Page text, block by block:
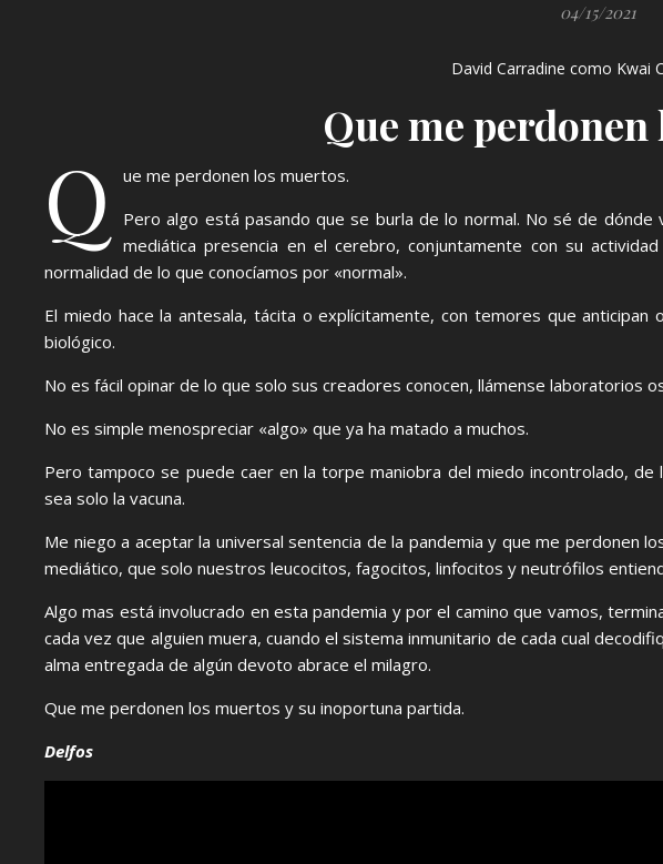
04/15/2021
David Carradine como Kwai
Que me
Q
ue me perdonen los muertos.
Pero algo está pasando que se burla de lo normal. No sé de dónde
mediática presencia en el cerebro, conjuntamente con su
normalidad de lo que conocíamos por «normal».
El miedo hace la antesala, tácita o explícitamente, con temores que
biológico.
No es fácil opinar de lo que solo sus creadores conocen, llámense laboratorios
No es simple menospreciar «algo» que ya ha matado a muchos.
Pero tampoco se puede caer en la torpe maniobra del miedo incontrolado, de
sea solo la vacuna.
Me niego a aceptar la universal sentencia de la pandemia y que me perdonen
mediático, que solo nuestros leucocitos, fagocitos, linfocitos y neutrófilos
Algo mas está involucrado en esta pandemia y por el camino que vamos,
cada vez que alguien muera, cuando el sistema inmunitario de cada cual
alma entregada de algún devoto abrace el milagro.
Que me perdonen los muertos y su inoportuna partida.
Delfos